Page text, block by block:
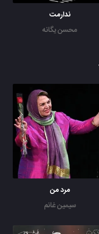
ندارمت
محسن یگانه
مرد من
سیمین غانم